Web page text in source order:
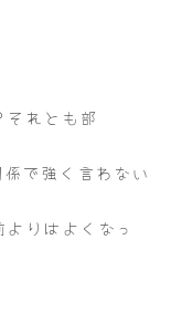
れとも部
で強く言わない
りはよくなっ